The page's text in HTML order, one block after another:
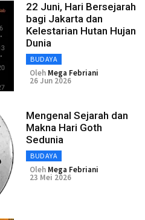
22 Juni, Hari Bersejarah
bagi Jakarta dan
Kelestarian Hutan Hujan
Dunia
BUDAYA
Oleh Mega Febriani
26 Jun 2026
Mengenal Sejarah dan
Makna Hari Goth
Sedunia
BUDAYA
Oleh Mega Febriani
23 Mei 2026